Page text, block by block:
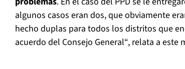
algunos casos eran dos, que obviamente
hecho duplas para todos los distritos que
acuerdo del Consejo General“, relata a este